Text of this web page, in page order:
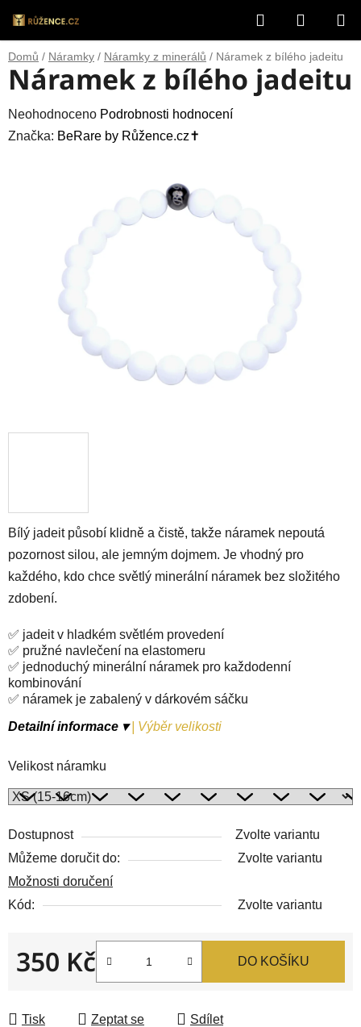
na
obsah
Hledat
KOŠÍK
Domů / Náramky / Náramky z minerálů / Náramek z bílého jadeitu
Bílý jadeit působí klidně a čistě, takže náramek nepoutá
pozornost silou, ale jemným dojmem. Je vhodný pro
každého, kdo chce světlý minerální náramek bez složitého
zdobení.
✅ jadeit v hladkém světlém provedení
✅ pružné navlečení na elastomeru
✅ jednoduchý minerální náramek pro každodenní
kombinování
✅ náramek je zabalený v dárkovém sáčku
Detailní informace ▾
Výběr velikosti
Velikost náramku
Dostupnost
Zvolte variantu
Můžeme doručit do:
Zvolte variantu
Možnosti doručení
Kód:
Zvolte variantu
350 Kč DO KOŠÍKU
Tisk Zeptat se Sdílet
Náramek z bílého jadeitu
Průměrné
hodnocení
hvězdiček.
Neohodnoceno Podrobnosti hodnocení
Značka: BeRare by Růžence.cz✝️